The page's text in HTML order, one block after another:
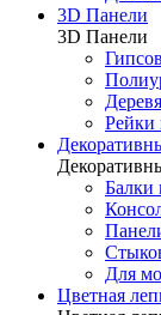
3D Панели
3D Панели
Рейки
Балки
Для
Цветная